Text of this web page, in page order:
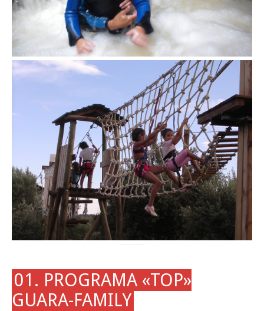
01. PROGRAMA «TOP»
GUARA-FAMILY